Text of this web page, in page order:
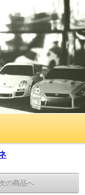
の商品へ